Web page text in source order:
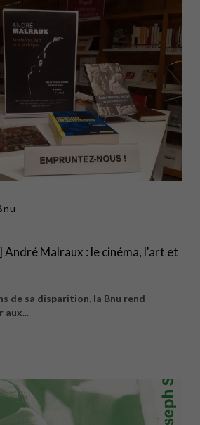
Malraux : le cinéma, l'art et
de sa disparition, la Bnu rend
aux...